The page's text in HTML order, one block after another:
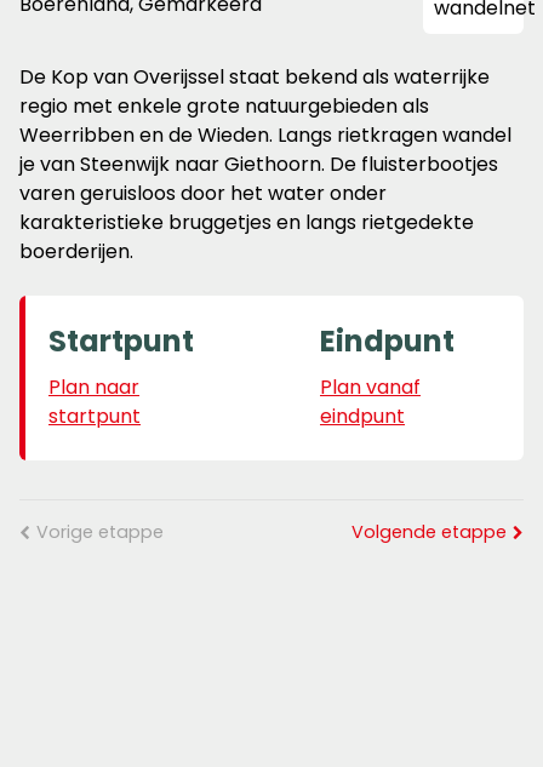
De Kop van Overijssel staat bekend als waterrijke
regio met enkele grote natuurgebieden als
Weerribben en de Wieden. Langs rietkragen wandel
je van Steenwijk naar Giethoorn. De fluisterbootjes
varen geruisloos door het water onder
karakteristieke bruggetjes en langs rietgedekte
boerderijen.
Startpunt
Plan naar
startpunt
Eindpunt
Plan vanaf
eindpunt
Vorige etappe Volgende etappe